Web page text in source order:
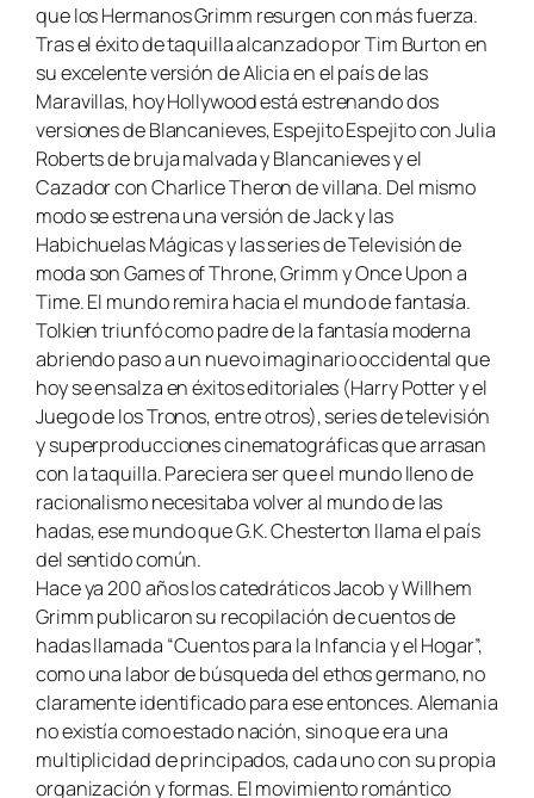
que los Hermanos Grimm resurgen con más fuerza.
Tras el éxito de taquilla alcanzado por Tim Burton en
su excelente versión deAlicia en el país de las
Maravillas, hoy Hollywood está estrenando dos
versiones deBlancanieves,Espejito Espejitocon Julia
Roberts de bruja malvada yBlancanieves y el
Cazadorcon Charlice Theron de villana. Del mismo
modo se estrena una versión deJack y las
Habichuelas Mágicasy las series de Televisión de
moda sonGames of Throne,GrimmyOnce Upon a
Time. El mundo remira hacia el mundo de fantasía.
Tolkien triunfó como padre de la fantasía moderna
abriendo paso a un nuevo imaginario occidental que
hoy se ensalza en éxitos editoriales (Harry Potter y el
Juego de los Tronos, entre otros), series de televisión
y superproducciones cinematográficas que arrasan
con la taquilla. Pareciera ser que el mundo lleno de
racionalismo necesitaba volver al mundo de las
hadas, ese mundo que G.K. Chesterton llama el país
del sentido común.
Hace ya 200 años los catedráticos Jacob y Willhem
Grimm publicaron su recopilación de cuentos de
hadas llamada “Cuentos para la Infancia y el Hogar”,
como una labor de búsqueda del ethos germano, no
claramente identificado para ese entonces. Alemania
no existía como estado nación, sino que era una
multiplicidad de principados, cada uno con su propia
organización y formas. El movimiento romántico